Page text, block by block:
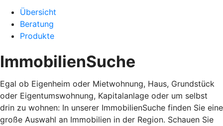
Übersicht
Beratung
Produkte
ImmobilienSuche
Egal ob Eigenheim oder Mietwohnung, Haus, Grundstück
oder Eigentumswohnung, Kapitalanlage oder um selbst
drin zu wohnen: In unserer ImmobilienSuche finden Sie eine
große Auswahl an Immobilien in der Region. Schauen Sie